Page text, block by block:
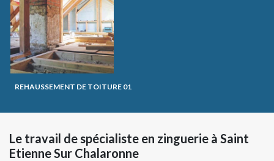
REHAUSSEMENT DE TOITURE 01
Le travail de spécialiste en zinguerie à Saint
Etienne Sur Chalaronne